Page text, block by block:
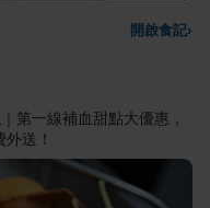
開啟食記›
第一線補血甜點大優惠，
送！